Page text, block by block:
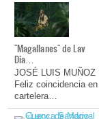
"Magallanes" de Lav
Dia…
JOSÉ LUIS MUÑOZ
Feliz coincidencia en
cartelera…